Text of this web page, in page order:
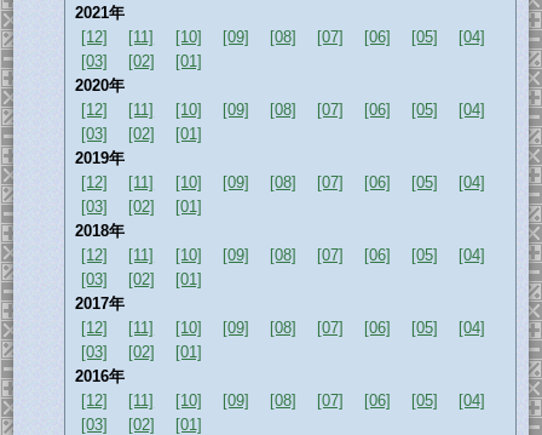
2021年
[12]
[11] [10] [09] [08] [07] [06] [05]
[04]
[03]
[02]
[01]
2020年
[12]
[11] [10] [09] [08] [07] [06] [05]
[04]
[03]
[02]
[01]
2019年
[12]
[11] [10] [09] [08] [07] [06] [05]
[04]
[03]
[02]
[01]
2018年
[12]
[11] [10] [09] [08] [07] [06] [05]
[04]
[03]
[02]
[01]
2017年
[12]
[11] [10] [09] [08] [07] [06] [05]
[04]
[03]
[02]
[01]
2016年
[12]
[11] [10] [09] [08] [07] [06] [05]
[04]
[03]
[02]
[01]